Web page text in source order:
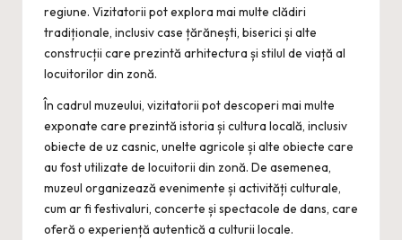
regiune. Vizitatorii pot explora mai multe clădiri
tradiționale, inclusiv case țărănești, biserici și alte
construcții care prezintă arhitectura și stilul de viață al
locuitorilor din zonă.
În cadrul muzeului, vizitatorii pot descoperi mai multe
exponate care prezintă istoria și cultura locală, inclusiv
obiecte de uz casnic, unelte agricole și alte obiecte care
au fost utilizate de locuitorii din zonă. De asemenea,
muzeul organizează evenimente și activități culturale,
cum ar fi festivaluri, concerte și spectacole de dans, care
oferă o experiență autentică a culturii locale.